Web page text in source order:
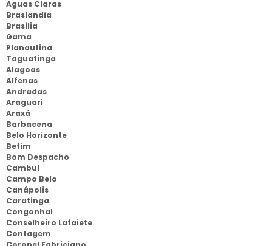
Aguas Claras
Braslandia
Brasília
Gama
Planautina
Taguatinga
Alagoas
Alfenas
Andradas
Araguari
Araxá
Barbacena
Belo Horizonte
Betim
Bom Despacho
Cambuí
Campo Belo
Canápolis
Caratinga
Congonhal
Conselheiro Lafaiete
Contagem